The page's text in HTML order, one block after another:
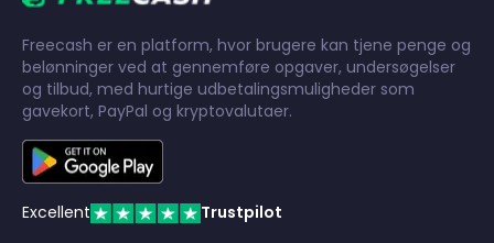
Freecash er en platform, hvor brugere kan tjene penge og
belønninger ved at gennemføre opgaver, undersøgelser
og tilbud, med hurtige udbetalingsmuligheder som
gavekort, PayPal og kryptovalutaer.
Excellent Trustpilot